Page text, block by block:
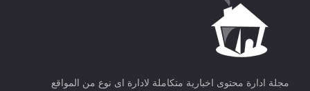
مجلة ادارة محتوى اخبارية متكاملة لادارة اى نوع من المواقع